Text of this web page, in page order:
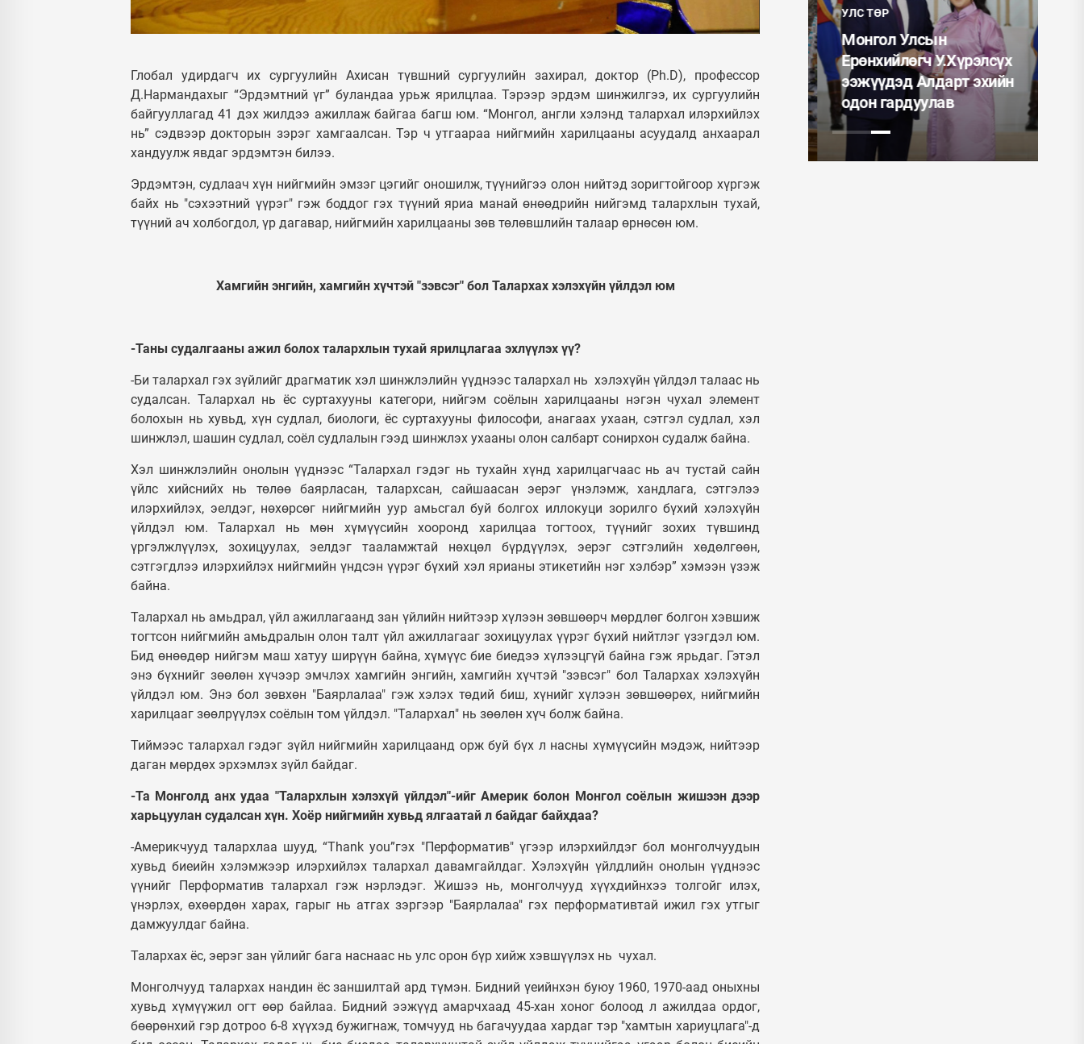
Глобал удирдагч их сургуулийн Ахисан түвшний сургуулийн захирал, доктор (Ph.D), профессор
Д.Нармандахыг “Эрдэмтний үг” буландаа урьж ярилцлаа. Тэрээр эрдэм шинжилгээ, их сургуулийн
байгууллагад 41 дэх жилдээ ажиллаж байгаа багш юм. “Монгол, англи хэлэнд талархал илэрхийлэх
нь” сэдвээр докторын зэрэг хамгаалсан. Тэр ч утгаараа нийгмийн харилцааны асуудалд анхаарал
хандуулж явдаг эрдэмтэн билээ.
Эрдэмтэн, судлаач хүн нийгмийн эмзэг цэгийг оношилж, түүнийгээ олон нийтэд зоригтойгоор хүргэж
байх нь "сэхээтний үүрэг" гэж боддог гэх түүний яриа манай өнөөдрийн нийгэмд талархлын тухай,
түүний ач холбогдол, үр дагавар, нийгмийн харилцааны зөв төлөвшлийн талаар өрнөсөн юм.
Хамгийн энгийн, хамгийн хүчтэй "зэвсэг" бол Талархах хэлэхүйн үйлдэл юм
-Таны судалгааны ажил болох талархлын тухай ярилцлагаа эхлүүлэх үү?
-Би талархал гэх зүйлийг драгматик хэл шинжлэлийн үүднээс талархал нь хэлэхүйн үйлдэл талаас нь
судалсан. Талархал нь ёс суртахууны категори, нийгэм соёлын харилцааны нэгэн чухал элемент
болохын нь хувьд, хүн судлал, биологи, ёс суртахууны философи, анагаах ухаан, сэтгэл судлал, хэл
шинжлэл, шашин судлал, соёл судлалын гээд шинжлэх ухааны олон салбарт сонирхон судалж байна.
Хэл шинжлэлийн онолын үүднээс “Талархал гэдэг нь тухайн хүнд харилцагчаас нь ач тустай сайн
үйлс хийснийх нь төлөө баярласан, талархсан, сайшаасан эерэг үнэлэмж, хандлага, сэтгэлээ
илэрхийлэх, эелдэг, нөхөрсөг нийгмийн уур амьсгал буй болгох иллокуци зорилго бүхий хэлэхүйн
үйлдэл юм. Талархал нь мөн хүмүүсийн хооронд харилцаа тогтоох, түүнийг зохих түвшинд
үргэлжлүүлэх, зохицуулах, эелдэг тааламжтай нөхцөл бүрдүүлэх, эерэг сэтгэлийн хөдөлгөөн,
сэтгэгдлээ илэрхийлэх нийгмийн үндсэн үүрэг бүхий хэл ярианы этикетийн нэг хэлбэр” хэмээн үзэж
байна.
Талархал нь амьдрал, үйл ажиллагаанд зан үйлийн нийтээр хүлээн зөвшөөрч мөрдлөг болгон хэвшиж
тогтсон нийгмийн амьдралын олон талт үйл ажиллагааг зохицуулах үүрэг бүхий нийтлэг үзэгдэл юм.
Бид өнөөдөр нийгэм маш хатуу ширүүн байна, хүмүүс бие биедээ хүлээцгүй байна гэж ярьдаг. Гэтэл
энэ бүхнийг зөөлөн хүчээр эмчлэх хамгийн энгийн, хамгийн хүчтэй "зэвсэг" бол Талархах хэлэхүйн
үйлдэл юм. Энэ бол зөвхөн "Баярлалаа" гэж хэлэх төдий биш, хүнийг хүлээн зөвшөөрөх, нийгмийн
харилцааг зөөлрүүлэх соёлын том үйлдэл. "Талархал" нь зөөлөн хүч болж байна.
Тиймээс талархал гэдэг зүйл нийгмийн харилцаанд орж буй бүх л насны хүмүүсийн мэдэж, нийтээр
даган мөрдөх эрхэмлэх зүйл байдаг.
-Та Монголд анх удаа "Талархлын хэлэхүй үйлдэл"-ийг Америк болон Монгол соёлын жишээн дээр
харьцуулан судалсан хүн. Хоёр нийгмийн хувьд ялгаатай л байдаг байхдаа?
-Америкчууд талархлаа шууд, “Thank you”гэх "Перформатив" үгээр илэрхийлдэг бол монголчуудын
хувьд биеийн хэлэмжээр илэрхийлэх талархал давамгайлдаг. Хэлэхүйн үйлдлийн онолын үүднээс
үүнийг Перформатив талархал гэж нэрлэдэг. Жишээ нь, монголчууд хүүхдийнхээ толгойг илэх,
үнэрлэх, өхөөрдөн харах, гарыг нь атгах зэргээр "Баярлалаа" гэх перформативтай ижил гэх утгыг
дамжуулдаг байна.
Талархах ёс, эерэг зан үйлийг бага наснаас нь улс орон бүр хийж хэвшүүлэх нь чухал.
Монголчууд талархах нандин ёс заншилтай ард түмэн. Бидний үеийнхэн буюу 1960, 1970-аад оныхны
хувьд хүмүүжил огт өөр байлаа. Бидний ээжүүд амарчхаад 45-хан хоног болоод л ажилдаа ордог,
бөөрөнхий гэр дотроо 6-8 хүүхэд бужигнаж, томчууд нь багачуудаа хардаг тэр "хамтын хариуцлага"-д
УЛС ТӨР
Монгол Улсын
ээжүүдэд Алдарт эхийн
одон гардуулав
Таван шарын хуучин
орон сууцыг дахин
орон сууцыг ашиглалтад
орууллаа
УЛС ТӨР
дүүрэгт эдийн засгийн
тусгай бүс байгуулна
УЛС ТӨР
Монгол Улсын
Ерөнхийлөгч У.Хүрэлсүх
ээжүүдэд Алдарт эхийн
одон гардуулав